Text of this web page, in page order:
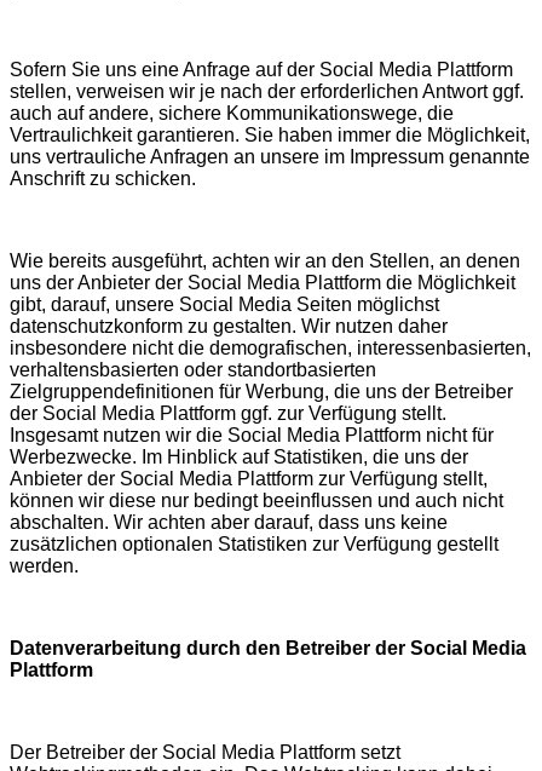
Sofern Sie uns eine Anfrage auf der Social Media Plattform
stellen, verweisen wir je nach der erforderlichen Antwort ggf.
auch auf andere, sichere Kommunikationswege, die
Vertraulichkeit garantieren. Sie haben immer die Möglichkeit,
uns vertrauliche Anfragen an unsere im Impressum genannte
Anschrift zu schicken.
Wie bereits ausgeführt, achten wir an den Stellen, an denen
uns der Anbieter der Social Media Plattform die Möglichkeit
gibt, darauf, unsere Social Media Seiten möglichst
datenschutzkonform zu gestalten. Wir nutzen daher
insbesondere nicht die demografischen, interessenbasierten,
verhaltensbasierten oder standortbasierten
Zielgruppendefinitionen für Werbung, die uns der Betreiber
der Social Media Plattform ggf. zur Verfügung stellt.
Insgesamt nutzen wir die Social Media Plattform nicht für
Werbezwecke. Im Hinblick auf Statistiken, die uns der
Anbieter der Social Media Plattform zur Verfügung stellt,
können wir diese nur bedingt beeinflussen und auch nicht
abschalten. Wir achten aber darauf, dass uns keine
zusätzlichen optionalen Statistiken zur Verfügung gestellt
werden.
Datenverarbeitung durch den Betreiber der Social Media
Plattform
Der Betreiber der Social Media Plattform setzt